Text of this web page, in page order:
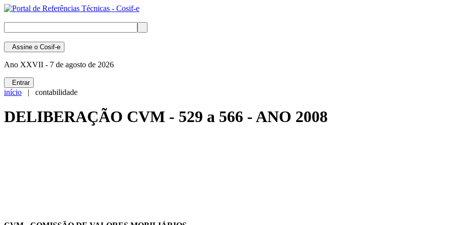
Assine o Cosif-e
Ano XXVII - 7 de agosto de 2026
Entrar
início | contabilidade
DELIBERAÇÃO CVM - 529 a 566 - ANO 2008